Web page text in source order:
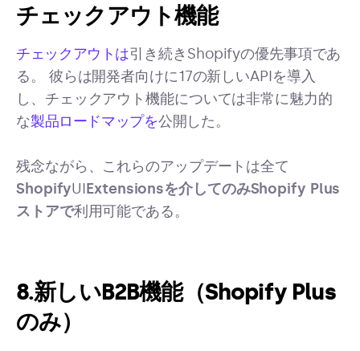
チェックアウト機能
チェックアウトは引き続きShopifyの優先事項であ
る。 彼らは開発者向けに17の新しいAPIを導入
し、チェックアウト機能については非常に魅力的
な製品ロードマップを公開した。
残念ながら、これらのアップデートは全て
ShopifyUIExtensionsを介してのみShopify Plus
ストアで利用可能である。
8.新しいB2B機能（Shopify Plus
のみ）